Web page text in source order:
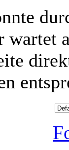
wartet